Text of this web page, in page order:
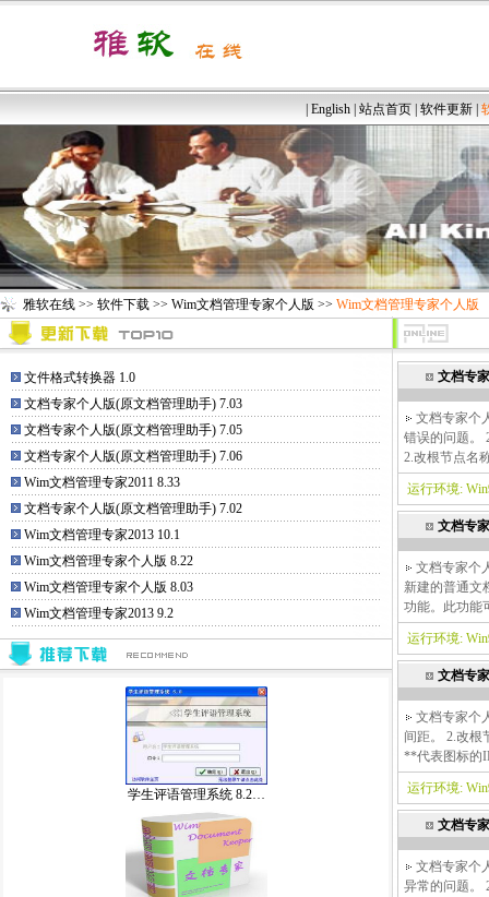
English 站点首页 软件更新
雅软在线 >> 软件下载 >> Wim文档管理专家个人版 >> Wim文档管理专家个人版
文件格式转换器 1.0
文档专家个人版(原文档管理助手) 7.03
文档专家个人版(原文档管理助手) 7.05
文档专家个人版(原文档管理助手) 7.06
Wim文档管理专家2011 8.33
文档专家个人版(原文档管理助手) 7.02
Wim文档管理专家2013 10.1
Wim文档管理专家个人版 8.22
Wim文档管理专家个人版 8.03
Wim文档管理专家2013 9.2
学生评语管理系统 8.2…
文档专
文档专家个
错误的问题。
2.改根节点名
运行环境:
文档专
文档专家个
新建的普通文
功能。此功能
运行环境:
文档专
文档专家个
间距。 2.改根
**代表图标的
运行环境:
文档专
文档专家个
异常的问题。